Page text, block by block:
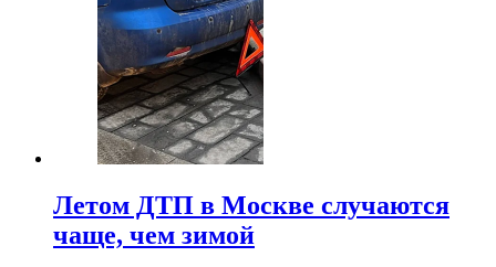
Летом ДТП в Москве случаются
чаще, чем зимой